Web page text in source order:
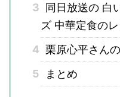
3 同日放送の 白
ズ 中華定食の
4 栗原心平さん
5
まとめ